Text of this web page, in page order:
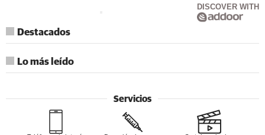
DISCOVER WITH
Destacados
Lo más leído
Servicios